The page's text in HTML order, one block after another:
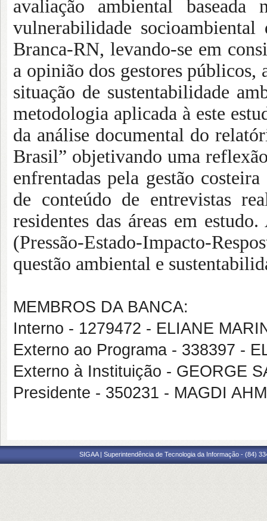
avaliação ambiental baseada
vulnerabilidade
Branca-RN, levando-se em
a opinião dos gestores públicos,
situação de sustentabilidade
metodologia aplicada à este
da análise documental do
Brasil” objetivando uma
enfrentadas pela gestão
de conteúdo de entrevistas
residentes das áreas em
(Pressão-Estado-Impacto-
questão ambiental e
MEMBROS DA BANCA:
Interno - 1279472 - ELIANE
Externo ao Programa - 338397 -
Externo à Instituição - GEORGE
Presidente - 350231 - MAGDI
SIGAA | Superintendência de Tecnologia da Informação - (84)